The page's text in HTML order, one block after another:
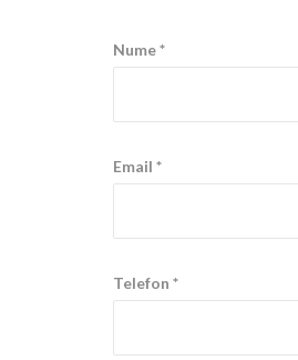
Nume *
Email *
Telefon *